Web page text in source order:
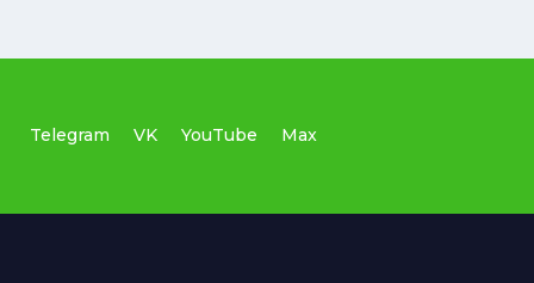
Telegram VK YouTube Max